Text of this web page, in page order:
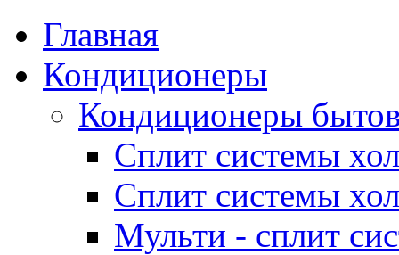
Главная
Кондиционеры
Кондиционеры
Сплит системы
Сплит системы
Мульти - сплит